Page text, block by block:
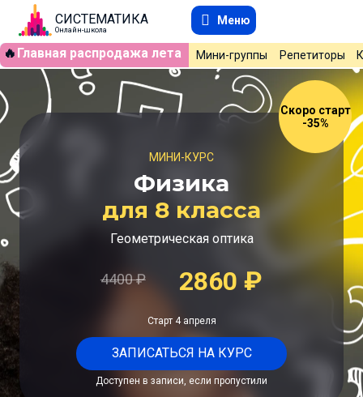
СИСТЕМАТИКА
Онлайн-школа
Меню
🔥 Главная распродажа лета Мини-группы Репетиторы
Скоро старт
-35%
МИНИ-КУРС
Физика
для 8 класса
Геометрическая оптика
4400₽ 2860 ₽
Старт 4 апреля
ЗАПИСАТЬСЯ НА КУРС
Доступен в записи, если пропустили